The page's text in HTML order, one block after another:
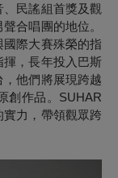
民謠組首獎及觀
合唱團的地位。
際大賽殊榮的指
，長年投入巴斯
他們將展現跨越
創作品。SUHAR
力，帶領觀眾跨